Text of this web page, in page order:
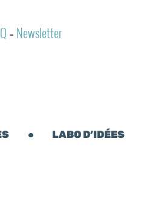
- Newsletter
LABO D’IDÉES